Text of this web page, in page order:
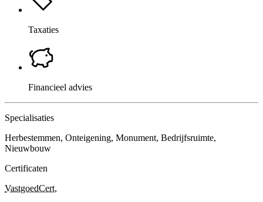
Taxaties
Financieel advies
Specialisaties
Herbestemmen, Onteigening, Monument, Bedrijfsruimte,
Nieuwbouw
Certificaten
VastgoedCert,